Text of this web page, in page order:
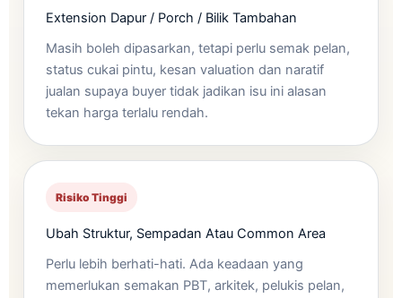
Extension Dapur / Porch / Bilik Tambahan
Masih boleh dipasarkan, tetapi perlu semak pelan,
status cukai pintu, kesan valuation dan naratif
jualan supaya buyer tidak jadikan isu ini alasan
tekan harga terlalu rendah.
Risiko Tinggi
Ubah Struktur, Sempadan Atau Common Area
Perlu lebih berhati-hati. Ada keadaan yang
memerlukan semakan PBT, arkitek, pelukis pelan,